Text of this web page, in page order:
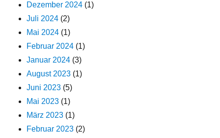
Dezember 2024 (1)
Juli 2024 (2)
Mai 2024 (1)
Februar 2024 (1)
Januar 2024 (3)
August 2023 (1)
Juni 2023 (5)
Mai 2023 (1)
März 2023 (1)
Februar 2023 (2)